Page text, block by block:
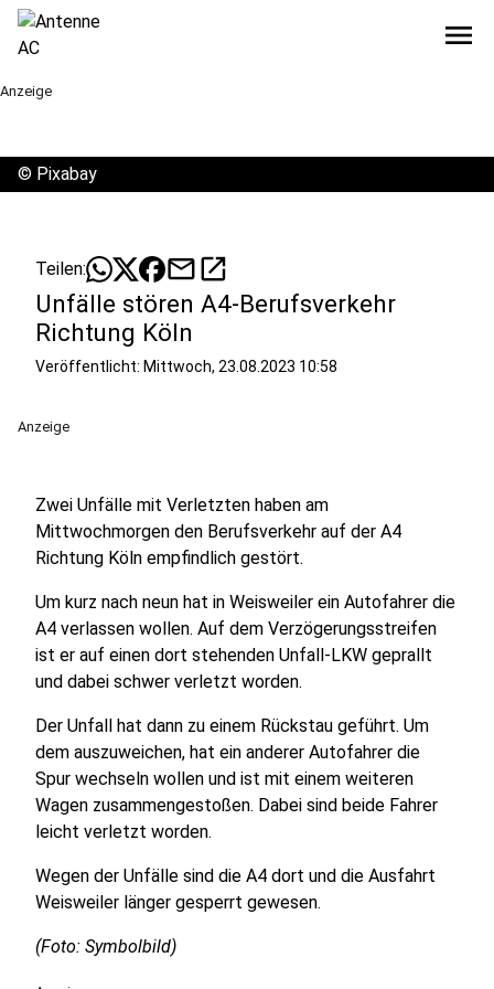
menu
Anzeige
© Pixabay
Teilen: mailopen_in_new
Unfälle stören A4-Berufsverkehr
Richtung Köln
Veröffentlicht: Mittwoch, 23.08.2023 10:58
Anzeige
Zwei Unfälle mit Verletzten haben am
Mittwochmorgen den Berufsverkehr auf der A4
Richtung Köln empfindlich gestört.
Um kurz nach neun hat in Weisweiler ein Autofahrer die
A4 verlassen wollen. Auf dem Verzögerungsstreifen
ist er auf einen dort stehenden Unfall-LKW geprallt
und dabei schwer verletzt worden.
Der Unfall hat dann zu einem Rückstau geführt. Um
dem auszuweichen, hat ein anderer Autofahrer die
Spur wechseln wollen und ist mit einem weiteren
Wagen zusammengestoßen. Dabei sind beide Fahrer
leicht verletzt worden.
Wegen der Unfälle sind die A4 dort und die Ausfahrt
Weisweiler länger gesperrt gewesen.
(Foto: Symbolbild)